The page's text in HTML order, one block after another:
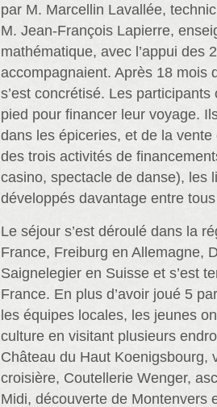
par M. Marcellin Lavallée,
M. Jean‑François Lapierre,
mathématique, avec l’appui des
accompagnaient. Après 18 mois
s’est concrétisé. Les participants
pied pour financer leur voyage.
dans les épiceries, et de la
des trois activités de
casino, spectacle de danse), les
développés davantage entre
Le séjour s’est déroulé dans la
France, Freiburg en Allemagne,
Saignelegier en Suisse et s’est
France. En plus d’avoir joué 5
les équipes locales, les jeunes
culture en visitant plusieurs
Château du Haut Koenigsbourg,
croisière, Coutellerie Wenger,
Midi, découverte de Montenvers